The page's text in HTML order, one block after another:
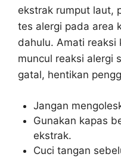
ekstrak rumput laut,
tes alergi pada area
dahulu. Amati reaksi
muncul reaksi alergi
gatal, hentikan
Jangan
Gunakan kapas
ekstrak.
Cuci tangan